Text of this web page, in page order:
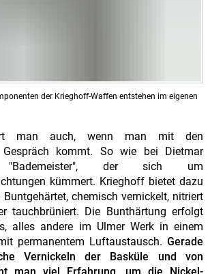
der Krieghoff-Waffen entstehen im eigenen
man auch, wenn man mit den
Gespräch kommt. So wie bei Dietmar
der sich um
kümmert. Krieghoff bietet dazu
chemisch vernickelt, nitriert
tauchbrüniert. Die Bunthärtung erfolgt
alles andere im Ulmer Werk in einem
permanentem Luftaustausch. Gerade
Vernickeln der Basküle und von